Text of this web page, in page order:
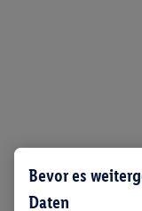
Bevor es
Daten